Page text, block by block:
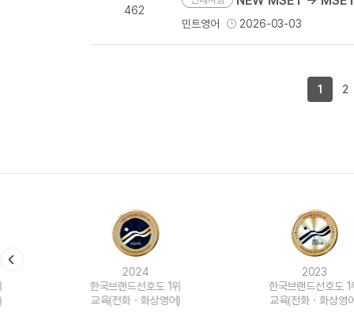
462
민트영어 2026-03-03
1 2
한국브랜드선호도 1위
교육(전화ㆍ화상영어)
한국브랜드선호도 1위
교육(전화ㆍ화상영어)